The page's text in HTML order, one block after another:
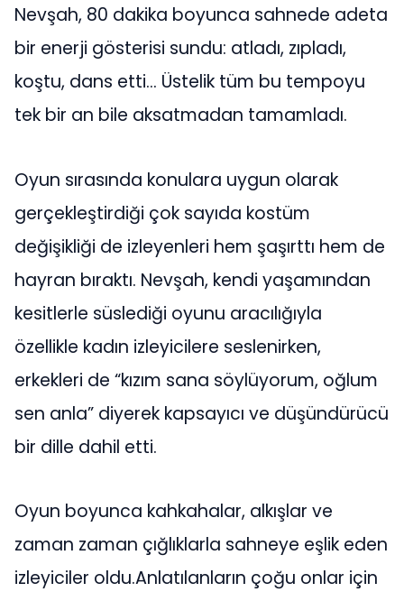
Nevşah, 80 dakika boyunca sahnede adeta
bir enerji gösterisi sundu: atladı, zıpladı,
koştu, dans etti… Üstelik tüm bu tempoyu
tek bir an bile aksatmadan tamamladı.
Oyun sırasında konulara uygun olarak
gerçekleştirdiği çok sayıda kostüm
değişikliği de izleyenleri hem şaşırttı hem de
hayran bıraktı. Nevşah, kendi yaşamından
kesitlerle süslediği oyunu aracılığıyla
özellikle kadın izleyicilere seslenirken,
erkekleri de “kızım sana söylüyorum, oğlum
sen anla” diyerek kapsayıcı ve düşündürücü
bir dille dahil etti.
Oyun boyunca kahkahalar, alkışlar ve
zaman zaman çığlıklarla sahneye eşlik eden
izleyiciler oldu.Anlatılanların çoğu onlar için